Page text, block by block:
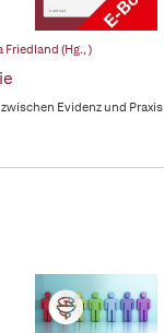
Friedland (Hg., )
Evidenz und Praxis